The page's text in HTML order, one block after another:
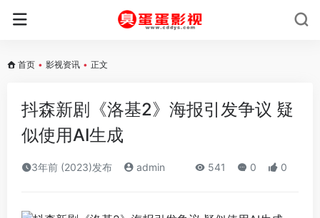
首页 • 影视资讯 • 正文
抖森新剧《洛基2》海报引发争议 疑
似使用AI生成
3年前 (2023)发布 admin 541 0 0